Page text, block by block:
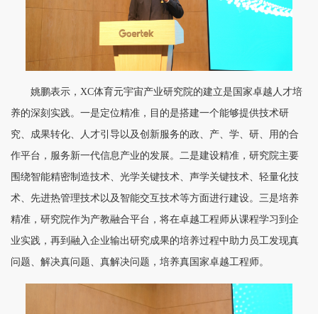
姚鹏表示，XC体育元宇宙产业研究院的建立是国家卓越人才培
养的深刻实践。一是定位精准，目的是搭建一个能够提供技术研
究、成果转化、人才引导以及创新服务的政、产、学、研、用的合
作平台，服务新一代信息产业的发展。二是建设精准，研究院主要
围绕智能精密制造技术、光学关键技术、声学关键技术、轻量化技
术、先进热管理技术以及智能交互技术等方面进行建设。三是培养
精准，研究院作为产教融合平台，将在卓越工程师从课程学习到企
业实践，再到融入企业输出研究成果的培养过程中助力员工发现真
问题、解决真问题、真解决问题，培养真国家卓越工程师。